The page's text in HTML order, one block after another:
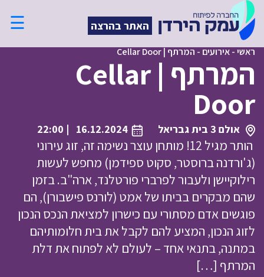
האתר בהרצה ☰
ראשי-אירועים - המרתף | Cellar Door
המרתף | Cellar
Door
אולם 3 בית גבריאל 16.12.2024
| 22:00
הותר מגיל 12! מותחן עוצר נשימה זה, זוג עירוני
(ג'ורדנה ברוסטר, סקוט ספידמן) מחפש לעשות
רילוקיישן ולעבור לפרברי פורטלנד, ארה"ב. בזמן
שהם מבקרים בביתו של אמט (לורנס פישבורן), הם
פוגשים אדם מסתורי עם כישרון למציאת הנכס הנכון
לזוג הנכון, המציע להם לקבל את בית חלומותיהם
במתנה, בתנאי אחד – לעולם לא לפתוח את דלת
המרתף […]